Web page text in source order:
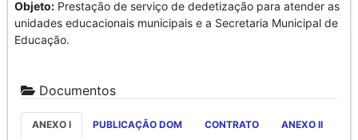
Objeto: Prestação de serviço de dedetização para atender as
unidades educacionais municipais e a Secretaria Municipal de
Educação.
Documentos
ANEXO I PUBLICAÇÃO DOM CONTRATO ANEXO II